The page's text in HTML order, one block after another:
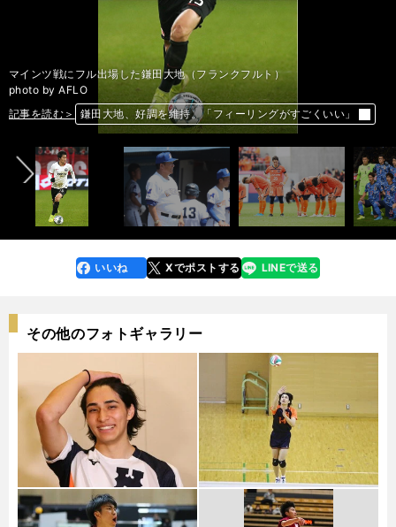
マインツ戦にフル出場した鎌田大地（フランクフルト）
photo by AFLO
記事を読む＞
鎌田大地、好調を維持。「フィーリングがすごくいい」
記事を読む＞
県岐商・鍛治舎監督は猛反対も改革断行。新ユニフォームに思いを込めた
記事を読む＞
アルディージャ「笛吹けど踊らず」完敗。悪しき習慣を変えられなかった
記事を読む＞
日本代表の選手層を厚くするために、強化試合をどのように戦うべきか
記事を読む＞
２強の「ナガマツ」と「フクヒロ」。東京五輪決勝で対戦もあり得る
前へ
faceboo
k
いいね Xでポストする
line LINEで送る
その他のフォトギャラリー